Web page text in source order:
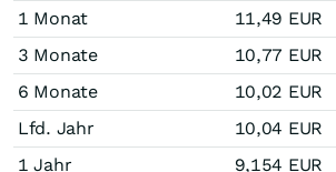
1 Monat
11,49 EUR
3 Monate
10,77 EUR
6 Monate
10,02 EUR
Lfd. Jahr
10,04 EUR
1 Jahr
9,154 EUR